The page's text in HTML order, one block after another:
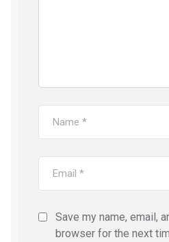
Save my name, email,
browser for the next